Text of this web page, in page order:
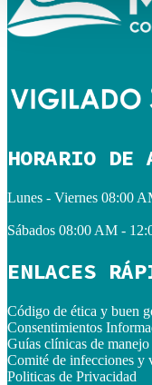
HORARIO DE
Lunes - Viernes 08:00
Sábados 08:00 AM -
ENLACES
Código de ética y buen
Consentimientos
Guías clínicas de manejo
Comité de infecciones y
Politicas de Privacidad